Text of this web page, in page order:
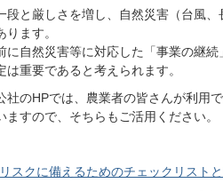
段と厳しさを増し、自然災害（台風
ます。
に自然災害等に対応した「事業の継
重要であると考えられます。
社のHPでは、農業者の皆さんが利用
すので、そちらもご活用ください。
スクに備えるためのチェックリストと